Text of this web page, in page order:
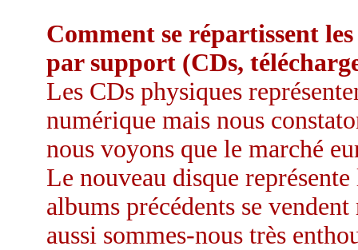
Comment se répartissent
par support (CDs,
Les CDs physiques
numérique mais nous
nous voyons que le marché
Le nouveau disque
albums précédents se
aussi sommes-nous très